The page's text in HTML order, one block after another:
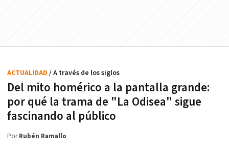
Del mito homérico a la pantalla grande:
por qué la trama de "La Odisea" sigue
fascinando al público
ACTUALIDAD / A través de los siglos
PorRubén Ramallo